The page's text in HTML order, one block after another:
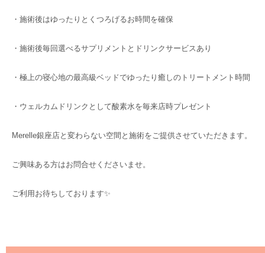
・施術後はゆったりとくつろげるお時間を確保
・施術後毎回選べるサプリメントとドリンクサービスあり
・極上の寝心地の最高級ベッドでゆったり癒しのトリートメント時間
・ウェルカムドリンクとして酸素水を毎来店時プレゼント
Merelle銀座店と変わらない空間と施術をご提供させていただきます。
ご興味ある方はお問合せくださいませ。
ご利用お待ちしております✨